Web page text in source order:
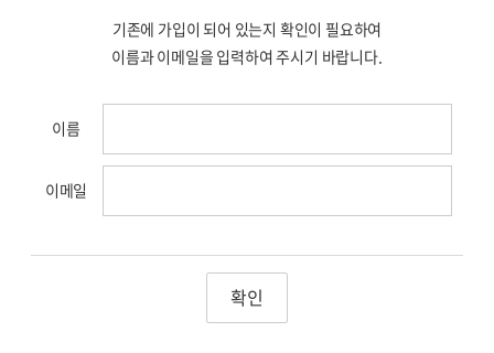
기존에 가입이 되어 있는지 확인이 필요하여
이름과 이메일을 입력하여 주시기 바랍니다.
이름
이메일